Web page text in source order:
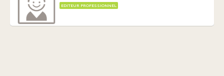
EDITEUR PROFESSIONNEL